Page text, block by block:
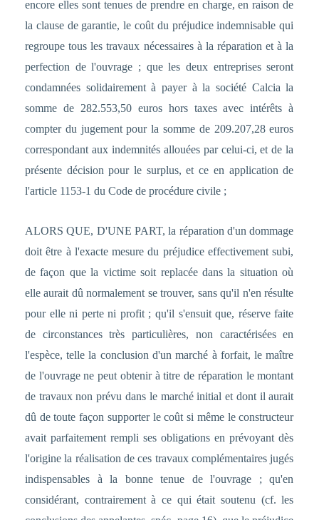
encore elles sont tenues de prendre en charge, en raison de
la clause de garantie, le coût du préjudice indemnisable qui
regroupe tous les travaux nécessaires à la réparation et à la
perfection de l'ouvrage ; que les deux entreprises seront
condamnées solidairement à payer à la société Calcia la
somme de 282.553,50 euros hors taxes avec intérêts à
compter du jugement pour la somme de 209.207,28 euros
correspondant aux indemnités allouées par celui-ci, et de la
présente décision pour le surplus, et ce en application de
l'article 1153-1 du Code de procédure civile ;
ALORS QUE, D'UNE PART, la réparation d'un dommage
doit être à l'exacte mesure du préjudice effectivement subi,
de façon que la victime soit replacée dans la situation où
elle aurait dû normalement se trouver, sans qu'il n'en résulte
pour elle ni perte ni profit ; qu'il s'ensuit que, réserve faite
de circonstances très particulières, non caractérisées en
l'espèce, telle la conclusion d'un marché à forfait, le maître
de l'ouvrage ne peut obtenir à titre de réparation le montant
de travaux non prévu dans le marché initial et dont il aurait
dû de toute façon supporter le coût si même le constructeur
avait parfaitement rempli ses obligations en prévoyant dès
l'origine la réalisation de ces travaux complémentaires jugés
indispensables à la bonne tenue de l'ouvrage ; qu'en
considérant, contrairement à ce qui était soutenu (cf. les